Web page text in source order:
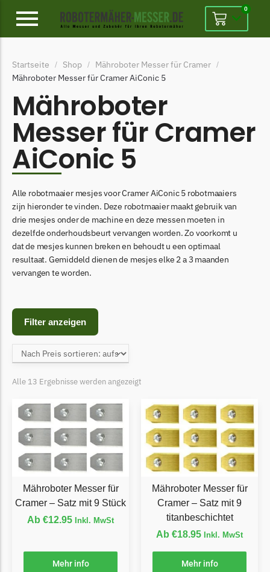
Alpina Messer
Ambrogio
Ambrogio Messer
Begrenzungsdraht
Belrobotics
Belrobotics Messer
Begrenzungsdraht
Black & Decker
Black & Decker Messer
Begrenzungsdraht
Bosch Indego Messer
Central Park
Cramer
Cramer Messer
Begrenzungsdraht
Cub Cadet
Cub Cadet Messer
Ecovacs Messer
0
Startseite / Shop / Mähroboter Messer für Cramer /
Mähroboter Messer für Cramer AiConic 5
Mähroboter
Messer für Cramer
AiConic 5
Alle robotmaaier mesjes voor Cramer AiConic 5 robotmaaiers
zijn hieronder te vinden. Deze robotmaaier maakt gebruik van
drie mesjes onder de machine en deze messen moeten in
dezelfde onderhoudsbeurt vervangen worden. Zo voorkomt u
dat de mesjes kunnen breken en behoudt u een optimaal
resultaat. Gemiddeld dienen de mesjes elke 2 a 3 maanden
vervangen te worden.
Filter anzeigen
Alle 13 Ergebnisse werden angezeigt
Mähroboter Messer für
Cramer – Satz mit 9 Stück
Ab €12.95 Inkl. MwSt
Mehr info
Mähroboter Messer für
Cramer – Satz mit 9
titanbeschichtet
Ab €18.95 Inkl. MwSt
Mehr info